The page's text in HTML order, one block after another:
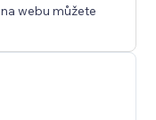
nebo
záložek a
položení. Záložky
designu stránek,
webu můžete